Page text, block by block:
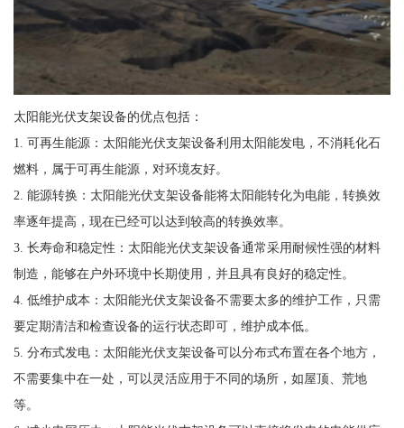
太阳能光伏支架设备的优点包括：
1. 可再生能源：太阳能光伏支架设备利用太阳能发电，不消耗化石
燃料，属于可再生能源，对环境友好。
2. 能源转换：太阳能光伏支架设备能将太阳能转化为电能，转换效
率逐年提高，现在已经可以达到较高的转换效率。
3. 长寿命和稳定性：太阳能光伏支架设备通常采用耐候性强的材料
制造，能够在户外环境中长期使用，并且具有良好的稳定性。
4. 低维护成本：太阳能光伏支架设备不需要太多的维护工作，只需
要定期清洁和检查设备的运行状态即可，维护成本低。
5. 分布式发电：太阳能光伏支架设备可以分布式布置在各个地方，
不需要集中在一处，可以灵活应用于不同的场所，如屋顶、荒地
等。